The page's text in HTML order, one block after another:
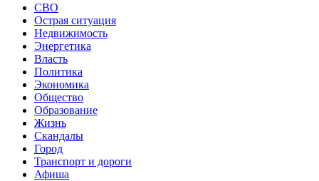
СВО
Острая ситуация
Недвижимость
Энергетика
Власть
Политика
Экономика
Общество
Образование
Жизнь
Скандалы
Город
Транспорт и дороги
Афиша